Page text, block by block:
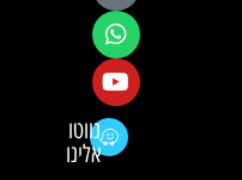
נווטו
אלינו